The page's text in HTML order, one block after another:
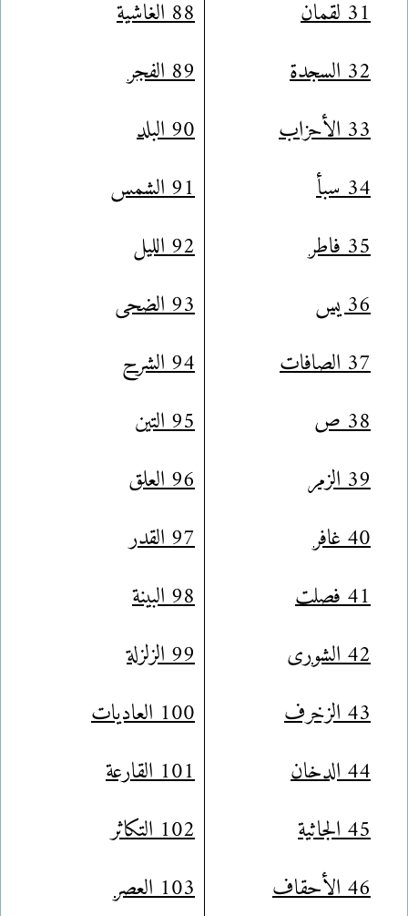
31 لقمان
32 السجدة
33 الأحزاب
34 سبأ
35 فاطر
36 يس
37 الصافات
38 ص
39 الزمر
40 غافر
41 فصلت
42 الشورى
43 الزخرف
44 الدخان
45 الجاثية
46 الأحقاف
88 الغاشية
89 الفجر
90 البلد
91 الشمس
92 الليل
93 الضحى
94 الشرح
95 التين
96 العلق
97 القدر
98 البينة
99 الزلزلة
100 العاديات
101 القارعة
102 التكاثر
103 العصر